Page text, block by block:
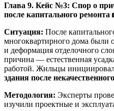
Глава 9. Кейс №3: Спор о
после капитального ремонта
Ситуация: После
многоквартирного дома были
и деформация отделочного
причина — естественная
работой. Жильцы
здания после
Методология: Эксперты
изучили проектные и